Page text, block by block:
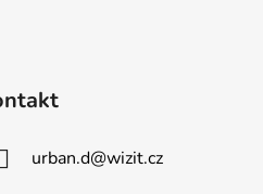
urban.d@wizit.cz